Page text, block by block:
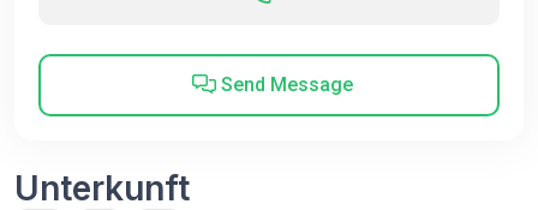
Send Message
Unterkunft